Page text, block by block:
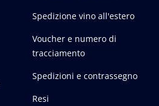
Spedizione vino all'estero
Voucher e numero di
tracciamento
Spedizioni e contrassegno
Resi